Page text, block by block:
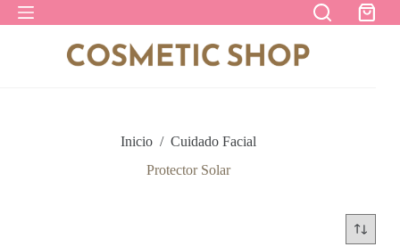
Saltar
al
Carro
Inicio / Cuidado Facial
Protector Solar